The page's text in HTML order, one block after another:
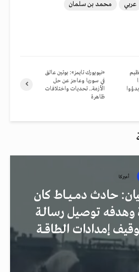
عربي محمد بن سلمان
«نيويورك تايمز»: بوتين عالق
في سوريا وعاجز عن حل
الأزمة.. تحديات واختلافات
ظاهرة
أميركا
حادث دمــيــاط كان
وهدفه توصيل رسالـة
إمدادات الطاقــة